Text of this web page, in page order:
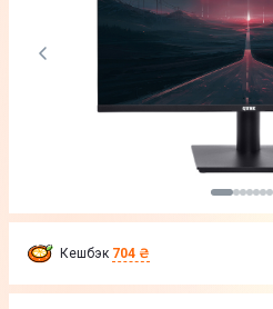
Кешбэк 704 ₴